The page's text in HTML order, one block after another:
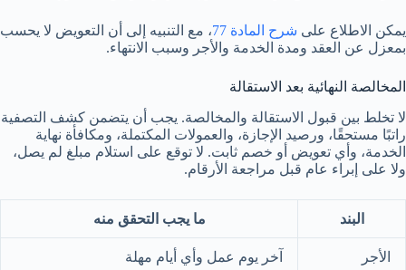
يمكن الاطلاع على شرح المادة 77
، مع التنبيه إلى أن التعويض لا يحسب
بمعزل عن العقد ومدة الخدمة والأجر وسبب الانتهاء.
المخالصة النهائية بعد الاستقالة
لا تخلط بين قبول الاستقالة والمخالصة. يجب أن يتضمن كشف التصفية
راتبًا مستحقًا، ورصيد الإجازة، والعمولات المكتملة، ومكافأة نهاية
الخدمة، وأي تعويض أو خصم ثابت. لا توقع على استلام مبلغ لم يصل،
ولا على إبراء عام قبل مراجعة الأرقام.
البند ما يجب التحقق منه
الأجر آخر يوم عمل وأي أيام مهلة